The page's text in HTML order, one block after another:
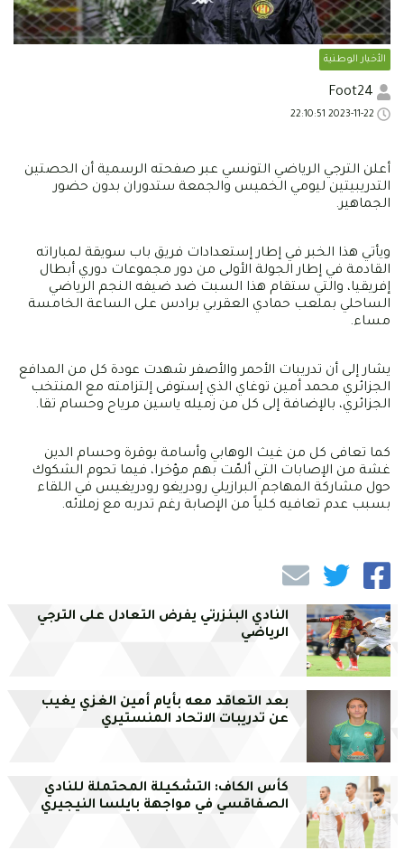
الأخبار الوطنية
أعلن الترجي الرياضي التونسي عبر صفحته الرسمية أن الحصتين
التدريبيتين ليومي الخميس والجمعة ستدوران بدون حضور
الجماهير.
ويأتي هذا الخبر في إطار إستعدادات فريق باب سويقة لمباراته
القادمة في إطار الجولة الأولى من دور مجموعات دوري أبطال
إفريقيا، والتي ستقام هذا السبت ضد ضيفه النجم الرياضي
الساحلي بملعب حمادي العقربي برادس على الساعة الخامسة
مساء.
يشار إلى أن تدريبات الأحمر والأصفر شهدت عودة كل من المدافع
الجزائري محمد أمين توغاي الذي إستوفى إلتزامته مع المنتخب
الجزائري، بالإضافة إلى كل من زميله ياسين مرياح وحسام تقا.
كما تعافى كل من غيث الوهابي وأسامة بوقرة وحسام الدين
غشة من الإصابات التي ألمّت بهم مؤخرا، فيما تحوم الشكوك
حول مشاركة المهاجم البرازيلي رودريغو رودريغيس في اللقاء
بسبب عدم تعافيه كلياً من الإصابة رغم تدربه مع زملائه.
النادي البنزرتي يفرض التعادل على الترجي
الرياضي
بعد التعاقد معه بأيام أمين الغزي يغيب
عن تدريبات الاتحاد المنستيري
كأس الكاف: التشكيلة المحتملة للنادي
الصفاقسي في مواجهة بايلسا النيجيري